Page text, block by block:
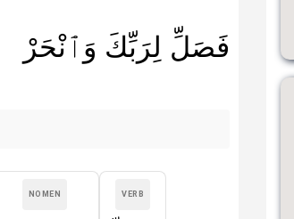
فَصَلِّ لِرَبِّكَ وَٱنْحَرْ
VERB
NOMEN